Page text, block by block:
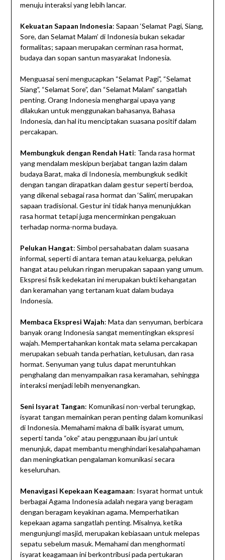
menuju interaksi yang lebih lancar.
Kekuatan Sapaan Indonesia: Sapaan ‘Selamat Pagi, Siang,
Sore, dan Selamat Malam’ di Indonesia bukan sekadar
formalitas; sapaan merupakan cerminan rasa hormat,
budaya dan sopan santun masyarakat Indonesia.
Menguasai seni mengucapkan “Selamat Pagi”, “Selamat
Siang”, “Selamat Sore”, dan “Selamat Malam” sangatlah
penting. Orang Indonesia menghargai upaya yang
dilakukan untuk menggunakan bahasanya, Bahasa
Indonesia, dan hal itu menciptakan suasana positif dalam
percakapan.
Membungkuk dengan Rendah Hati: Tanda rasa hormat
yang mendalam meskipun berjabat tangan lazim dalam
budaya Barat, maka di Indonesia, membungkuk sedikit
dengan tangan dirapatkan dalam gestur seperti berdoa,
yang dikenal sebagai rasa hormat dan ‘Salim’, merupakan
sapaan tradisional. Gestur ini tidak hanya menunjukkan
rasa hormat tetapi juga mencerminkan pengakuan
terhadap norma-norma budaya.
Pelukan Hangat: Simbol persahabatan dalam suasana
informal, seperti di antara teman atau keluarga, pelukan
hangat atau pelukan ringan merupakan sapaan yang umum.
Ekspresi fisik kedekatan ini merupakan bukti kehangatan
dan keramahan yang tertanam kuat dalam budaya
Indonesia.
Membaca Ekspresi Wajah: Mata dan senyuman, berbicara
banyak orang Indonesia sangat mementingkan ekspresi
wajah. Mempertahankan kontak mata selama percakapan
merupakan sebuah tanda perhatian, ketulusan, dan rasa
hormat. Senyuman yang tulus dapat meruntuhkan
penghalang dan menyampaikan rasa keramahan, sehingga
interaksi menjadi lebih menyenangkan.
Seni Isyarat Tangan: Komunikasi non-verbal terungkap,
isyarat tangan memainkan peran penting dalam komunikasi
di Indonesia. Memahami makna di balik isyarat umum,
seperti tanda “oke” atau penggunaan ibu jari untuk
menunjuk, dapat membantu menghindari kesalahpahaman
dan meningkatkan pengalaman komunikasi secara
keseluruhan.
Menavigasi Kepekaan Keagamaan: Isyarat hormat untuk
berbagai Agama Indonesia adalah negara yang beragam
dengan beragam keyakinan agama. Memperhatikan
kepekaan agama sangatlah penting. Misalnya, ketika
mengunjungi masjid, merupakan kebiasaan untuk melepas
sepatu sebelum masuk. Memahami dan menghormati
isyarat keagamaan ini berkontribusi pada pertukaran